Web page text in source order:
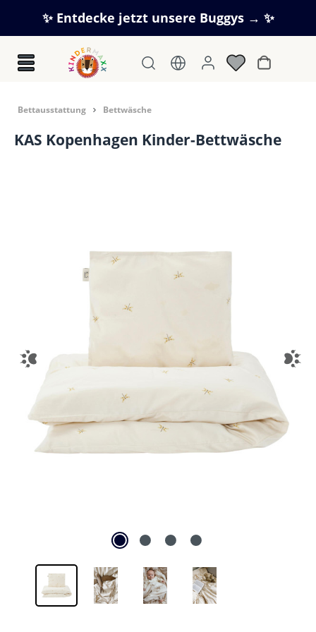
Zum Hauptinhalt springen
✨ Entdecke jetzt unsere Buggys → ✨
Bettausstattung Bettwäsche
KAS Kopenhagen Kinder-Bettwäsche